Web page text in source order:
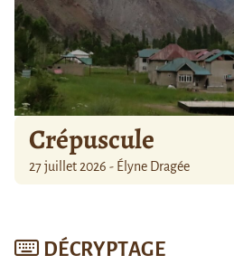
Crépuscule
27 juillet 2026 - Élyne Dragée
DÉCRYPTAGE